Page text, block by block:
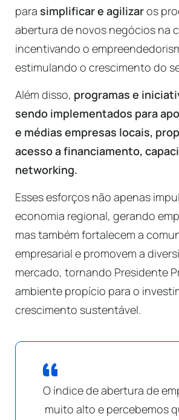
para simplificar e agilizaros
abertura de novos negócios na
incentivando o
estimulando o crescimento do
Além disso, programas e
sendo implementados para
e médias empresas locais,
acesso a financiamento,
networking.
Esses esforços não apenas
economia regional, gerando
mas também fortalecem a
empresarial e promovem a
mercado, tornando Presidente
ambiente propício para o
crescimento sustentável.
O índice de abertura de
muito alto e percebemos